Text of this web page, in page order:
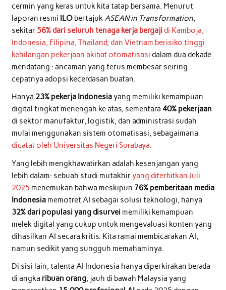
cermin yang keras untuk kita tatap bersama. Menurut
laporan resmi ILObertajukASEAN in Transformation,
sekitar 56% dari seluruh tenaga kerja bergaji di Kamboja,
Indonesia, Filipina, Thailand, dan Vietnam berisiko tinggi
kehilangan pekerjaan akibat otomatisasi dalam dua dekade
mendatang : ancaman yang terus membesar seiring
cepatnya adopsi kecerdasan buatan.
Hanya 23% pekerja Indonesiayang memiliki kemampuan
digital tingkat menengah ke atas, sementara 40% pekerjaan
di sektor manufaktur, logistik, dan administrasi sudah
mulai menggunakan sistem otomatisasi, sebagaimana
dicatat oleh Universitas Negeri Surabaya.
Yang lebih mengkhawatirkan adalah kesenjangan yang
lebih dalam: sebuah studi mutakhiryang diterbitkan Juli
2025 menemukan bahwa meskipun 76% pemberitaan media
Indonesiamemotret AI sebagai solusi teknologi, hanya
32% dari populasi yang disurvei memiliki kemampuan
melek digital yang cukup untuk mengevaluasi konten yang
dihasilkan AI secara kritis. Kita ramai membicarakan AI,
namun sedikit yang sungguh memahaminya.
Di sisi lain, talenta AI Indonesia hanya diperkirakan berada
di angka ribuan orang, jauh di bawah Malaysia yang